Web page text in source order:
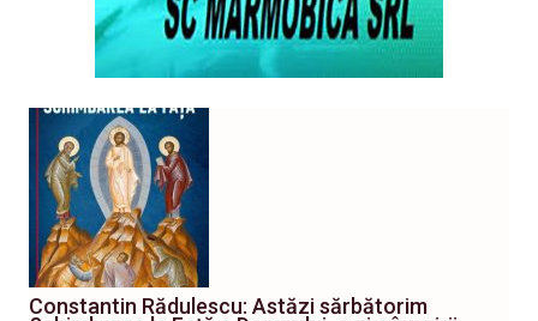
Constantin Rădulescu: Astăzi sărbătorim